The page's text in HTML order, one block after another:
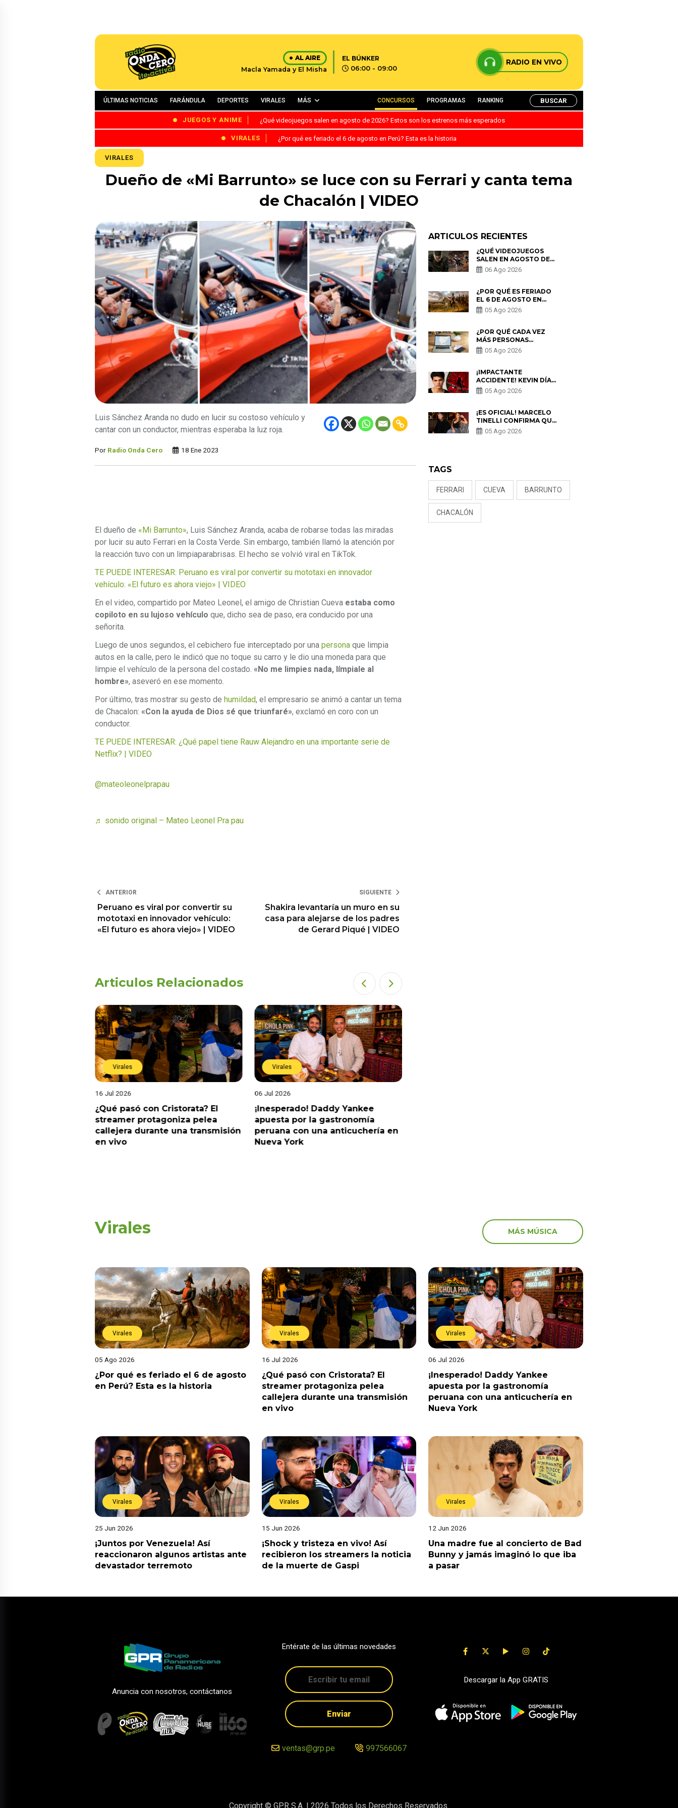
AL AIRE
Macla Yamada y El Misha
EL BÚNKER
06:00 - 09:00
RADIO EN VIVO
ÚLTIMAS NOTICIAS FARÁNDULA DEPORTES VIRALES MÁS CONCURSOS PROGRAMAS RANKING BUSCAR
JUEGOS Y ANIME ¿Qué videojuegos salen en agosto de 2026? Estos son los estrenos más esperados
VIRALES ¿Por qué es feriado el 6 de agosto en Perú? Esta es la historia
VIRALES
Dueño de «Mi Barrunto» se luce con su Ferrari y canta tema
de Chacalón | VIDEO
Luis Sánchez Aranda no dudo en lucir su costoso vehículo y
cantar con un conductor, mientras esperaba la luz roja.
Por Radio Onda Cero 18 Ene 2023
El dueño de «Mi Barrunto», Luis Sánchez Aranda, acaba de robarse todas las miradas
por lucir su auto Ferrari en la Costa Verde. Sin embargo, también llamó la atención por
la reacción tuvo con un limpiaparabrisas. El hecho se volvió viral en TikTok.
TE PUEDE INTERESAR: Peruano es viral por convertir su mototaxi en innovador
vehículo: «El futuro es ahora viejo» | VIDEO
En el video, compartido por Mateo Leonel, el amigo de Christian Cueva estaba como
copiloto en su lujoso vehículo que, dicho sea de paso, era conducido por una
señorita.
Luego de unos segundos, el cebichero fue interceptado por una persona que limpia
autos en la calle, pero le indicó que no toque su carro y le dio una moneda para que
limpie el vehículo de la persona del costado. «No me limpies nada, límpiale al
hombre», aseveró en ese momento.
Por último, tras mostrar su gesto de humildad, el empresario se animó a cantar un tema
de Chacalon: «Con la ayuda de Dios sé que triunfaré», exclamó en coro con un
conductor.
TE PUEDE INTERESAR: ¿Qué papel tiene Rauw Alejandro en una importante serie de
Netflix? | VIDEO
@mateoleonelprapau
♬ sonido original – Mateo Leonel Pra pau
ANTERIOR
Peruano es viral por convertir su
mototaxi en innovador vehículo:
«El futuro es ahora viejo» | VIDEO
SIGUIENTE
Shakira levantaría un muro en su
casa para alejarse de los padres
de Gerard Piqué | VIDEO
Articulos Relacionados
Virales
16 Jul 2026
¿Qué pasó con Cristorata? El
streamer protagoniza pelea
callejera durante una transmisión
en vivo
Virales
06 Jul 2026
¡Inesperado! Daddy Yankee
apuesta por la gastronomía
peruana con una anticuchería en
Nueva York
ARTICULOS RECIENTES
¿QUÉ VIDEOJUEGOS
SALEN EN AGOSTO DE
2026? ESTOS SON LOS
ESTRENOS MÁS
06 Ago 2026
¿POR QUÉ ES FERIADO
EL 6 DE AGOSTO EN
PERÚ? ESTA ES LA
HISTORIA
05 Ago 2026
¿POR QUÉ CADA VEZ
MÁS PERSONAS
UTILIZAN UNA VPN
PARA PROTEGER SU
05 Ago 2026
¡IMPACTANTE
ACCIDENTE! KEVIN DÍAZ
CAE DESDE OCHO
METROS EN “ESTO ES
PREOCUPACIÓN
05 Ago 2026
¡ES OFICIAL! MARCELO
TINELLI CONFIRMA QUE
REGRESÓ CON MILETT
FIGUEROA: “EL AMOR
05 Ago 2026
TAGS
FERRARI CUEVA BARRUNTO
CHACALÓN
Virales MÁS MÚSICA
Virales
05 Ago 2026
¿Por qué es feriado el 6 de agosto
en Perú? Esta es la historia
Virales
16 Jul 2026
¿Qué pasó con Cristorata? El
streamer protagoniza pelea
callejera durante una transmisión
en vivo
Virales
06 Jul 2026
¡Inesperado! Daddy Yankee
apuesta por la gastronomía
peruana con una anticuchería en
Nueva York
Virales
25 Jun 2026
¡Juntos por Venezuela! Así
reaccionaron algunos artistas ante
devastador terremoto
Virales
15 Jun 2026
¡Shock y tristeza en vivo! Así
recibieron los streamers la noticia
de la muerte de Gaspi
Virales
12 Jun 2026
Una madre fue al concierto de Bad
Bunny y jamás imaginó lo que iba
a pasar
Anuncia con nosotros, contáctanos
Entérate de las últimas novedades
Enviar
ventas@grp.pe 997566067
Descargar la App GRATIS
Copyright © GPR S.A. | 2026 Todos los Derechos Reservados.